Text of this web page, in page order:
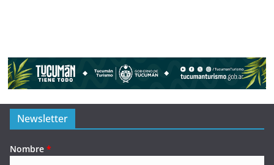
Newsletter
Nombre *